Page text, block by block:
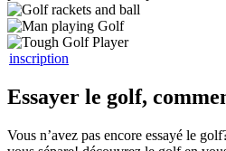
inscription
Essayer le golf,
Vous n’avez pas encore essayé le